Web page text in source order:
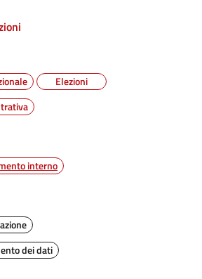
Elezioni
interno
dei dati